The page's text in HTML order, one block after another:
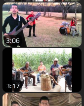
3:06
3:17